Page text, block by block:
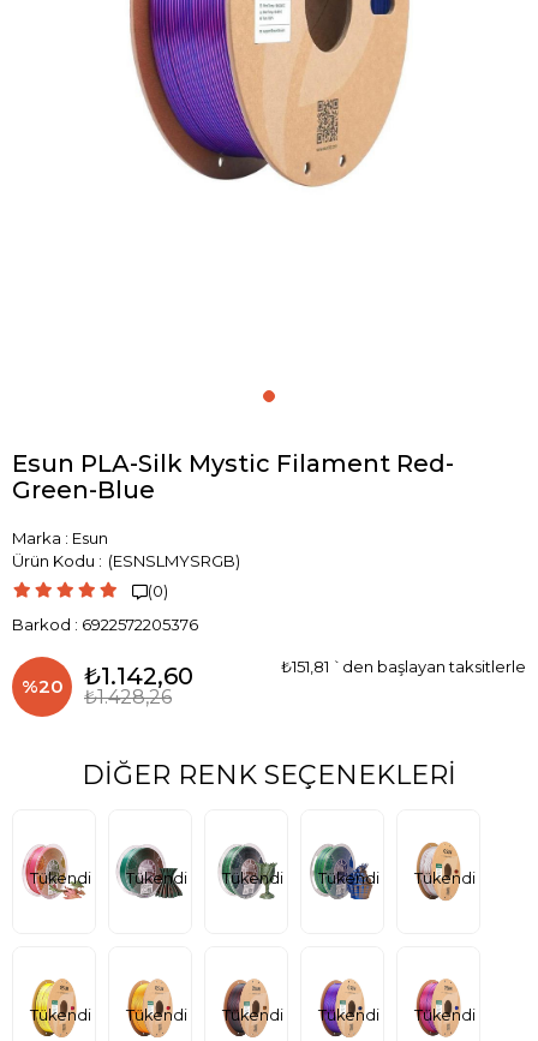
Esun PLA-Silk Mystic Filament Red-
Green-Blue
Marka : Esun
(ESNSLMYSRGB)
(0)
Barkod : 6922572205376
₺1.428,26
₺1.142,60
%20
₺151,81 `den başlayan taksitlerle
DIĞER RENK SEÇENEKLERI
Tükendi Tükendi Tükendi Tükendi Tükendi
Tükendi Tükendi Tükendi Tükendi Tükendi